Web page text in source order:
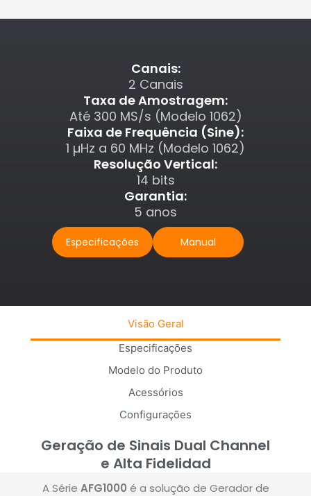
Canais:
2 Canais
Taxa de Amostragem:
Até 300 MS/s (Modelo 1062)
Faixa de Frequência (Sine):
1 µHz a 60 MHz (Modelo 1062)
Resolução Vertical:
14 bits
Garantia:
5 anos
Especificações Manual
Visão Geral
Especificações
Modelo do Produto
Acessórios
Configurações
Geração de Sinais Dual Channel
e Alta Fidelidad
A Série AFG1000 é a solução de Gerador de